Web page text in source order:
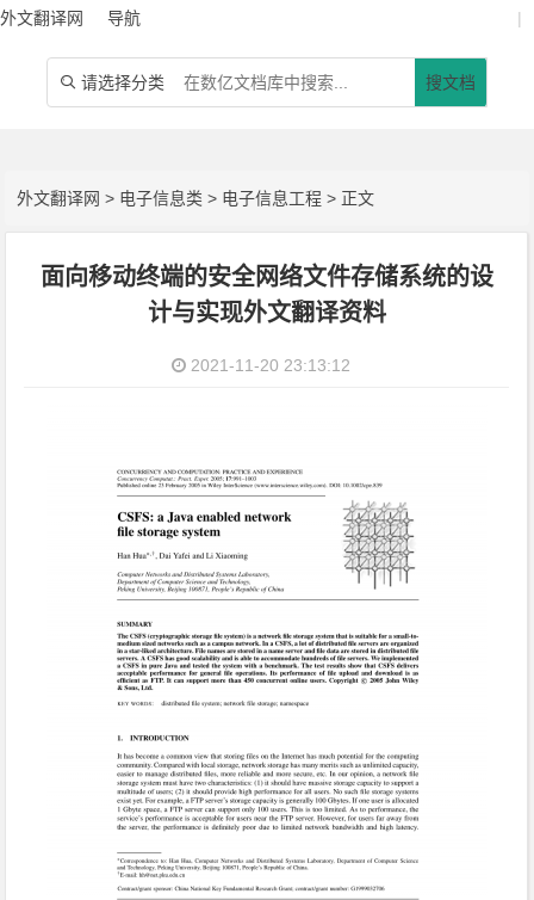
外文翻译网 导航 |
 请选择分类 搜文档
外文翻译网 > 电子信息类 > 电子信息工程 > 正文
面向移动终端的安全网络文件存储系统的设
计与实现外文翻译资料
2021-11-20 23:13:12